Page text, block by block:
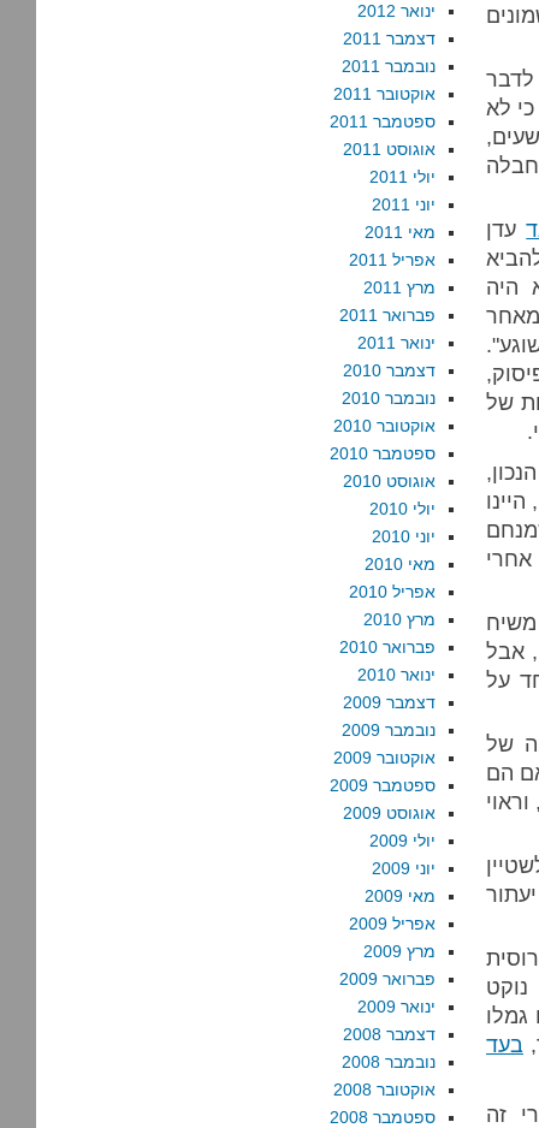
לדבר
לא
חבלה
עדן
היה
של
אבל
על
של
הם
נוקט
גמלו
בעד
זה
ינואר 2012
דצמבר 2011
נובמבר 2011
אוקטובר 2011
ספטמבר 2011
אוגוסט 2011
יולי 2011
יוני 2011
מאי 2011
אפריל 2011
מרץ 2011
פברואר 2011
ינואר 2011
דצמבר 2010
נובמבר 2010
אוקטובר 2010
ספטמבר 2010
אוגוסט 2010
יולי 2010
יוני 2010
מאי 2010
אפריל 2010
מרץ 2010
פברואר 2010
ינואר 2010
דצמבר 2009
נובמבר 2009
אוקטובר 2009
ספטמבר 2009
אוגוסט 2009
יולי 2009
יוני 2009
מאי 2009
אפריל 2009
מרץ 2009
פברואר 2009
ינואר 2009
דצמבר 2008
נובמבר 2008
אוקטובר 2008
ספטמבר 2008